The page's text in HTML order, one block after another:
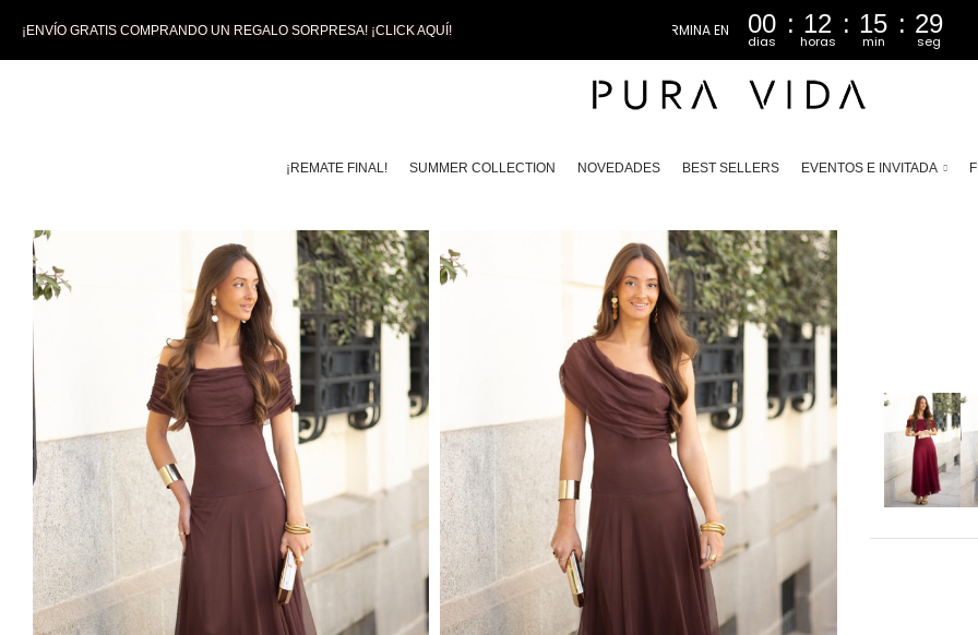
¡ENVÍO GRATIS COMPRANDO UN REGALO SORPRESA! ¡CLICK AQUÍ! 00
dias
12
horas
15
min
27
seg
¡REMATE FINAL! SUMMER COLLECTION NOVEDADES BEST SELLERS EVENTOS E INVITADA